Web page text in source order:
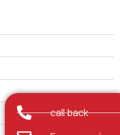
call back